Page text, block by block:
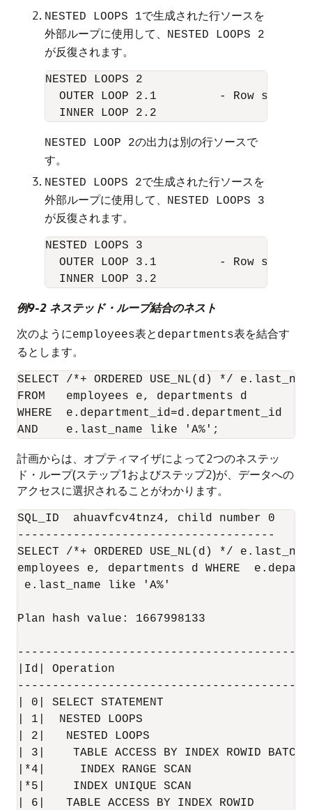
NESTED LOOPS 1で生成された行ソースを
外部ループに使用して、
NESTED LOOPS 2
が反復されます。
NESTED LOOPS 2
OUTER LOOP 2.1         - Row source
NESTED LOOP 2の出力は別の行ソースで
す。
NESTED LOOPS 2で生成された行ソースを
外部ループに使用して、
NESTED LOOPS 3
が反復されます。
NESTED LOOPS 3
OUTER LOOP 3.1         - Row source
  INNER LOOP 3.2
例9-2 ネステッド・ループ結合のネスト
次のようにemployees表と departments表を結合す
るとします。
SELECT /*+ ORDERED USE_NL(d) */
FROM   employees e, departments d
WHERE  e.department_id=d.department_id
計画からは、オプティマイザによって2つのネステッ
ド・ループ(ステップ1およびステップ2)が、データへの
アクセスに選択されることがわかります。
SQL_ID  ahuavfcv4tnz4, child number 0
-------------------------------------
SELECT /*+ ORDERED USE_NL(d) */
employees e, departments d WHERE
e.last_name like 'A%'
Plan hash value: 1667998133
|Id| Operation
| 0| SELECT STATEMENT
| 1|  NESTED LOOPS
| 2|   NESTED LOOPS
| 3|    TABLE ACCESS BY INDEX ROWID
|*4|     INDEX RANGE SCAN
|*5|    INDEX UNIQUE SCAN
| 6|   TABLE ACCESS BY INDEX ROWID